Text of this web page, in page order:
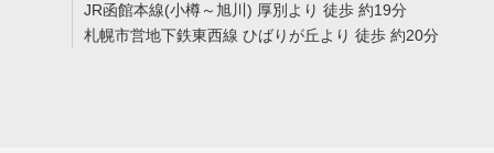
JR函館本線(小樽～旭川) 厚別より 徒歩 約19分
札幌市営地下鉄東西線 ひばりが丘より 徒歩 約20分